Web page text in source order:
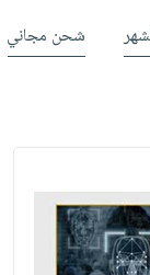
شحن مجاني